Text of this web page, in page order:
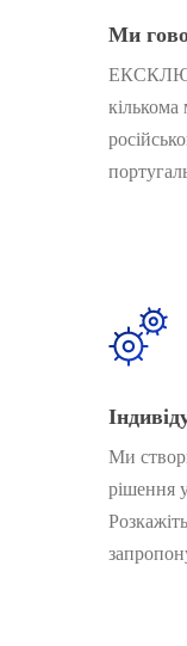
Ми
Ми
рішення